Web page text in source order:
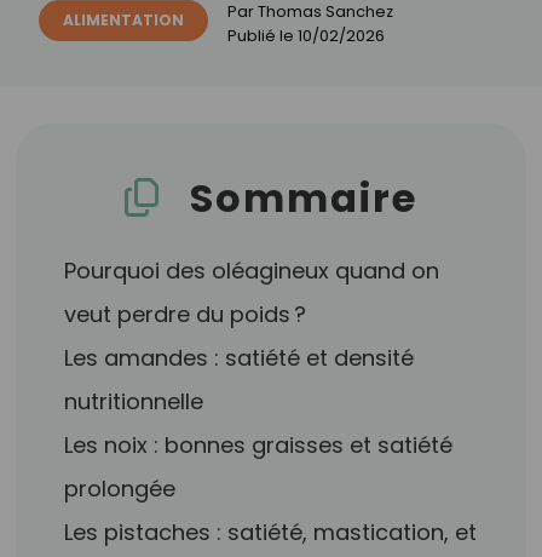
ALIMENTATION ParThomas Sanchez
Publié le 10/02/2026
Sommaire
Pourquoi des oléagineux quand on
veut perdre du poids ?
Les amandes : satiété et densité
nutritionnelle
Les noix : bonnes graisses et satiété
prolongée
Les pistaches : satiété, mastication, et